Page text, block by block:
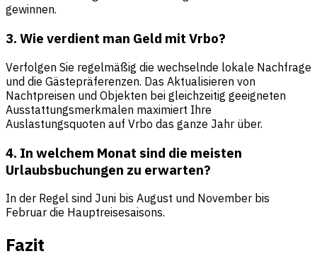
gewinnen.
3. Wie verdient man Geld mit Vrbo?
Verfolgen Sie regelmäßig die wechselnde lokale Nachfrage
und die Gästepräferenzen. Das Aktualisieren von
Nachtpreisen und Objekten bei gleichzeitig geeigneten
Ausstattungsmerkmalen maximiert Ihre
Auslastungsquoten auf Vrbo das ganze Jahr über.
4. In welchem Monat sind die meisten
Urlaubsbuchungen zu erwarten?
In der Regel sind Juni bis August und November bis
Februar die Hauptreisesaisons.
Fazit